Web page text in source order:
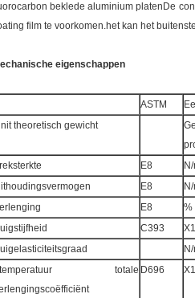
beklede aluminium platenDe
film te voorkomen.het kan het
eigenschappen
ASTM
theoretisch gewicht
E8
E8
E8 %
C393
totale D696